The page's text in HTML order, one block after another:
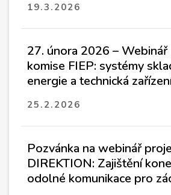
19.3.2026
27. února 2026 – Webinář
komise FIEP: systémy
energie a technická
25.2.2026
Pozvánka na webinář
DIREKTION: Zajištění
odolné komunikace pro